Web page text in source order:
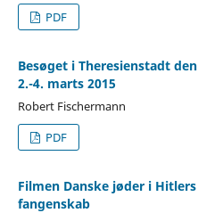
PDF
Besøget i Theresienstadt den
2.-4. marts 2015
Robert Fischermann
PDF
Filmen Danske jøder i Hitlers
fangenskab